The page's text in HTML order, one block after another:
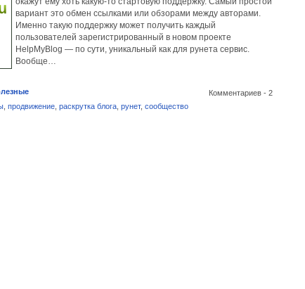
вариант это обмен ссылками или обзорами между авторами.
Именно такую поддержку может получить каждый
пользователей зарегистрированный в новом проекте
HelpMyBlog — по сути, уникальный как для рунета сервис.
Вообще…
Комментариев - 2
продвижение раскрутка блога рунет, сообщество